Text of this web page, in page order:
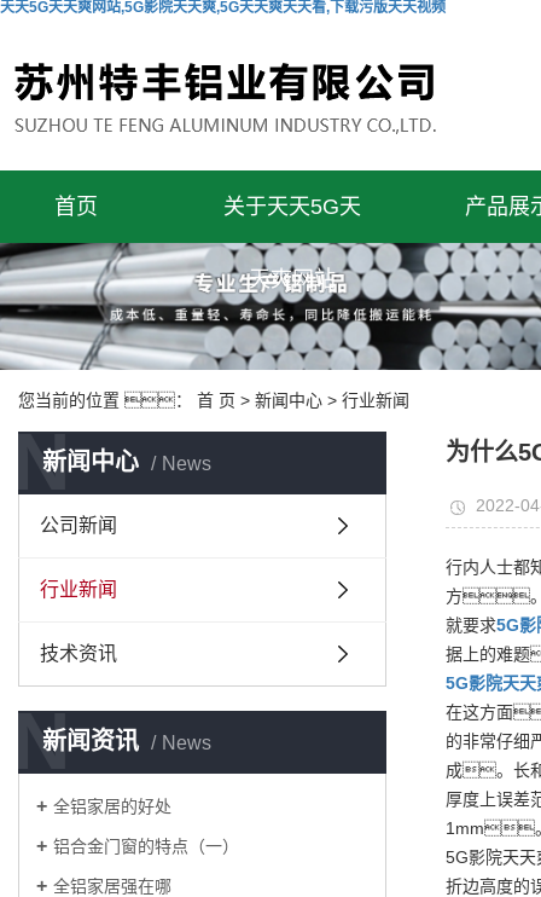
天天5G天天爽网站,5G影院天天爽,5G天天爽天天看,下载污版天天视频
首页 关于天天5G天
天爽网站
产品展
您当前的位置 ： 首 页 > 新闻中心 > 行业新闻
新闻中心 News
N
公司新闻
行业新闻
技术资讯
新闻资讯 News
N
全铝家居的好处
铝合金门窗的特点（一）
全铝家居强在哪
为什么
2022-
行内人士
方。
就要求5G影
据上的难
5G影院天天
在这方面
的非常仔
成。长
厚度上误
1mm
5G影院天天
折边高度的